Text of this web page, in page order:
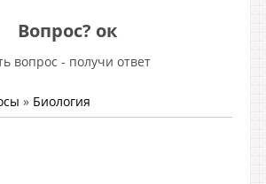
Вопрос? ок
вопрос - получи ответ
» Биология